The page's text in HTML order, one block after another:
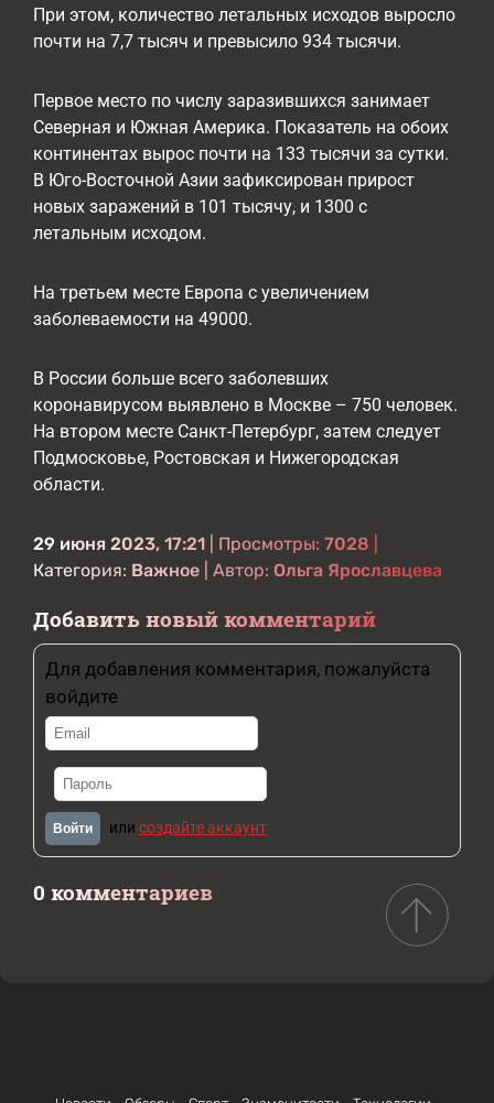
При этом, количество летальных исходов выросло
почти на 7,7 тысяч и превысило 934 тысячи.
Первое место по числу заразившихся занимает
Северная и Южная Америка. Показатель на обоих
континентах вырос почти на 133 тысячи за сутки.
В Юго-Восточной Азии зафиксирован прирост
новых заражений в 101 тысячу, и 1300 с
летальным исходом.
На третьем месте Европа с увеличением
заболеваемости на 49000.
В России больше всего заболевших
коронавирусом выявлено в Москве – 750 человек.
На втором месте Санкт-Петербург, затем следует
Подмосковье, Ростовская и Нижегородская
области.
29 июня 2023, 17:21 | Просмотры: 7028
Категория: Важное | Автор: Ольга Ярославцева
Добавить новый комментарий
Для добавления комментария, пожалуйста
войдите
Войти или создайте аккаунт
0 комментариев